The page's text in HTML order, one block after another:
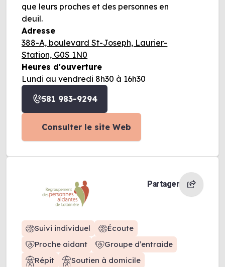
que leurs proches et des personnes en
deuil.
Adresse
388-A, boulevard St-Joseph, Laurier-
Station, G0S 1N0
Heures d'ouverture
Lundi au vendredi 8h30 à 16h30
581 983-9294
Consulter le site Web
Partager
Suivi individuel
Écoute
Proche aidant
Groupe d’entraide
Répit
Soutien à domicile